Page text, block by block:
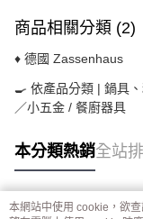
商品相關分類 (2)
♦ 德國 Zassenhaus
🍳 依產品分類 | 鍋具
／小五金 / 餐廚器具
本分類熱銷全站
本網站中使用 cookie，欲